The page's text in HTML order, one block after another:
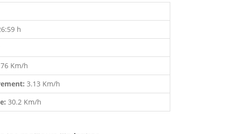
h
Km/h
3.13 Km/h
30.2 Km/h